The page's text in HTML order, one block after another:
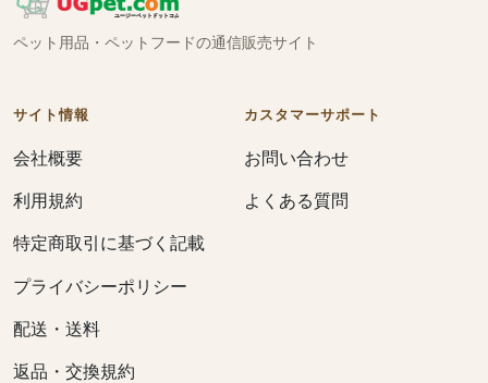
ペット用品・ペットフードの通信販売サイト
サイト情報
会社概要
利用規約
特定商取引に基づく記載
プライバシーポリシー
配送・送料
返品・交換規約
カスタマーサポート
お問い合わせ
よくある質問